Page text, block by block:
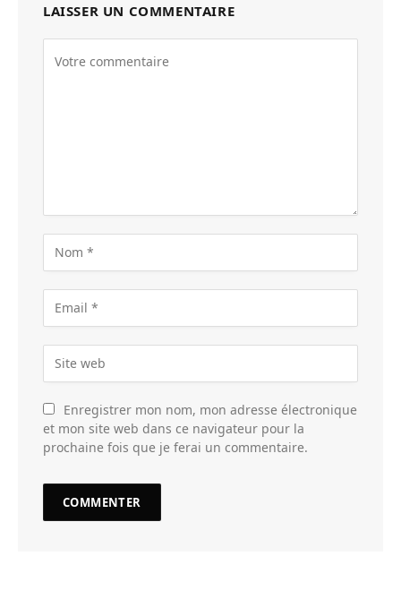
LAISSER UN COMMENTAIRE
Enregistrer mon nom, mon adresse électronique
et mon site web dans ce navigateur pour la
prochaine fois que je ferai un commentaire.